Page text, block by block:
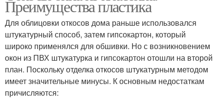
Преимущества пластика
Для облицовки откосов дома раньше использовался
штукатурный способ, затем гипсокартон, который
широко применялся для обшивки. Но с возникновением
окон из ПВХ штукатурка и гипсокартон отошли на второй
план. Поскольку отделка откосов штукатурным методом
имеет значительные минусы. К основным недостаткам
причисляются: